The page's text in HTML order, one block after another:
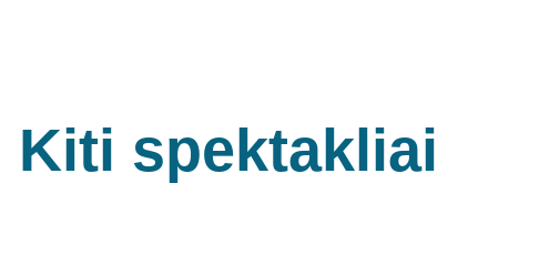
Kiti spektakliai